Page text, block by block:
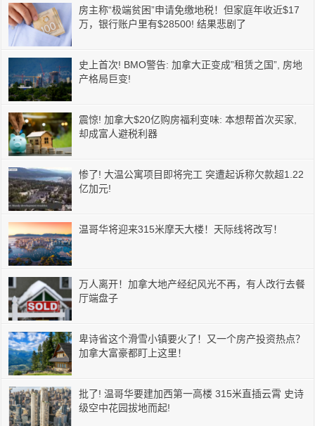
房主称“极端贫困”申请免缴地税！但家庭年收近$17
万，银行账户里有$28500! 结果悲剧了
史上首次! BMO警告: 加拿大正变成”租赁之国”, 房地
产格局巨变!
震惊! 加拿大$20亿购房福利变味: 本想帮首次买家,
却成富人避税利器
惨了! 大温公寓项目即将完工 突遭起诉称欠款超1.22
亿加元!
温哥华将迎来315米摩天大楼！天际线将改写！
万人离开！加拿大地产经纪风光不再，有人改行去餐
厅端盘子
卑诗省这个滑雪小镇要火了！又一个房产投资热点？
加拿大富豪都盯上这里！
批了! 温哥华要建加西第一高楼 315米直插云霄 史诗
级空中花园拔地而起!